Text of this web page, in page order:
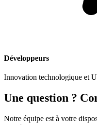
Développeurs
Innovation technologique et
Une question ?
Notre équipe est à votre